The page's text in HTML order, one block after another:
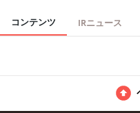
コンテンツ IRニュース